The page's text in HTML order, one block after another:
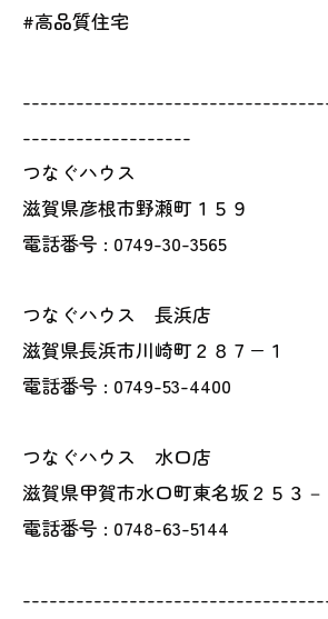
#高品質住宅
-------------------
つなぐハウス
滋賀県彦根市野瀬町１５９
電話番号 : 0749-30-3565
つなぐハウス 長浜店
滋賀県長浜市川崎町２８７−１
電話番号 : 0749-53-4400
つなぐハウス 水口店
滋賀県甲賀市水口町東名坂２５３－
電話番号 : 0748-63-5144